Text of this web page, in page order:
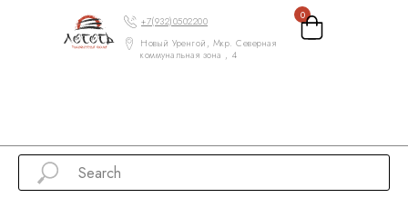
0
+7(932)0502200
Новый Уренгой, Мкр. Северная
коммунальная зона , 4